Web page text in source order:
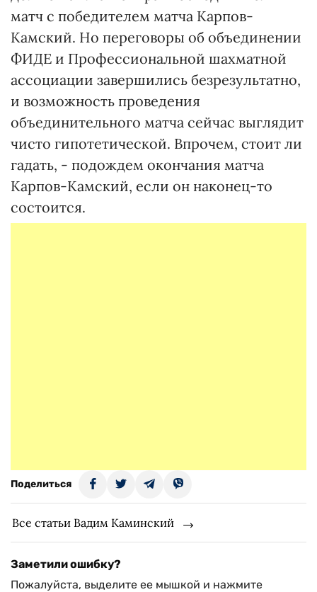
матч с победителем матча Карпов-
Камский. Но переговоры об объединении
ФИДЕ и Профессиональной шахматной
ассоциации завершились безрезультатно,
и возможность проведения
объединительного матча сейчас выглядит
чисто гипотетической. Впрочем, стоит ли
гадать, - подождем окончания матча
Карпов-Камский, если он наконец-то
состоится.
Поделиться
Все статьи Вадим Каминский
Заметили ошибку?
Пожалуйста, выделите ее мышкой и нажмите